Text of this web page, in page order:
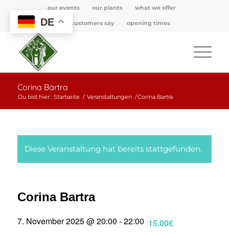
our events our plants what we offer
what customers say opening times
Corina Bartra
Du bist hier: Startseite / Veranstaltungen /Corina Bartra
Diese Veranstaltung hat bereits stattgefunden.
Corina Bartra
7. November 2025 @ 20:00 -22:00 15.00€
DE